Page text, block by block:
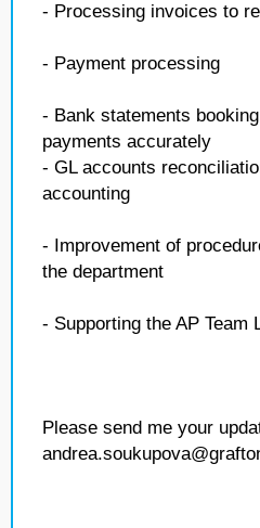
- Processing invoices to
- Payment processing
- Bank statements
payments accurately
- GL accounts
accounting
- Improvement of
the department
- Supporting the AP Team
Please send me your